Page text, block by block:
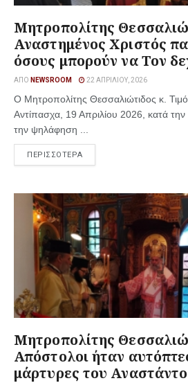
Μητροπολίτης
Αναστημένος Χριστός
όσους μπορούν να Τον
ΑΠΌ NEWSROOM 22 ΑΠΡΙΛΊΟΥ, 2026
Ο Μητροπολίτης Θεσσαλιώτιδος κ.
Αντίπασχα, 19 Απριλίου 2026, κατά την
την ψηλάφηση ...
ΠΕΡΙΣΣΟΤΕΡΑ
Μητροπολίτης
Απόστολοι ήταν
μάρτυρες του